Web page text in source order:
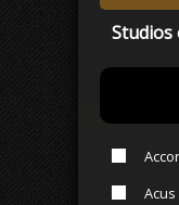
Studios
Acus